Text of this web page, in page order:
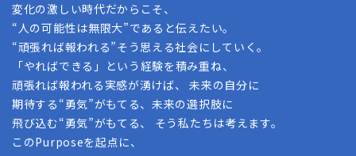
変化の激しい時代だからこそ、
“人の可能性は無限大”であると伝えたい。
“頑張れば報われる”そう思える社会にしていく。
「やればできる」という経験を積み重ね、
頑張れば報われる実感が湧けば、 未来の自分に
期待する“勇気”がもてる、未来の選択肢に
飛び込む“勇気”がもてる、 そう私たちは考えます。
このPurposeを起点に、